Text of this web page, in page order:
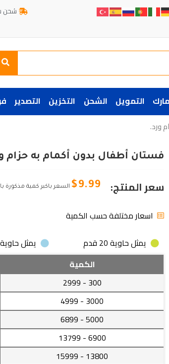
شحن
التمويل الشحن التخزين التصدير
ورد.
فستان أطفال بدون أكمام به حزام
سعر المنتج: $9.99 السعر باكبر كمية مذكورة
اسعار مختلفة حسب الكمية
يمثل حاوية 20 قدم
يمثل حاوية 40 قدم
الكمية
300
- 2999
3000
- 4999
5000
- 6899
6900
- 13799
13800
- 15999
فستان
أطفال
أكمام
به
ورد.
quantity